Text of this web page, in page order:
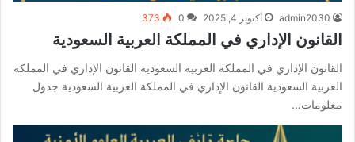
admin2030 أكتوبر 4, 2025 0
373
القانون الإداري في المملكة العربية السعودية
القانون الإداري في المملكة العربية السعودية القانون الإداري في المملكة
العربية السعودية القانون الإداري في المملكة العربية السعودية جدول
معلومات…